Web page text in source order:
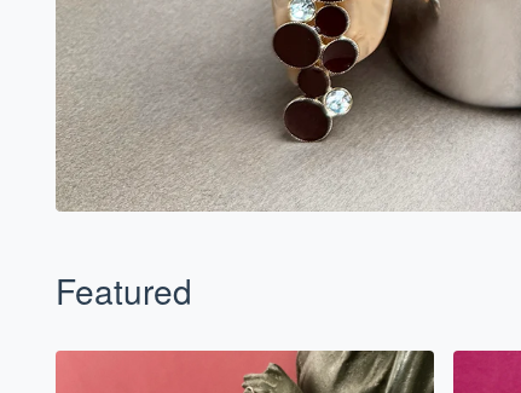
Featured